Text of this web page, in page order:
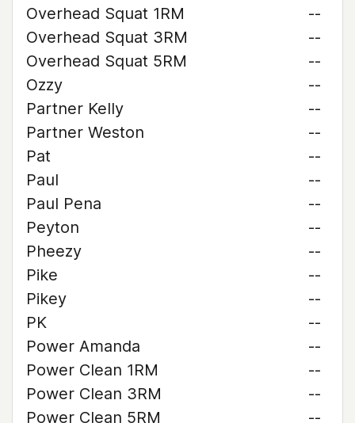
Overhead Squat 1RM
--
Overhead Squat 3RM
--
Overhead Squat 5RM
--
Ozzy
--
Partner Kelly
--
Partner Weston
--
Pat
--
Paul
--
Paul Pena
--
Peyton
--
Pheezy
--
Pike
--
Pikey
--
PK
--
Power Amanda
--
Power Clean 1RM
--
Power Clean 3RM
--
Power Clean 5RM
--